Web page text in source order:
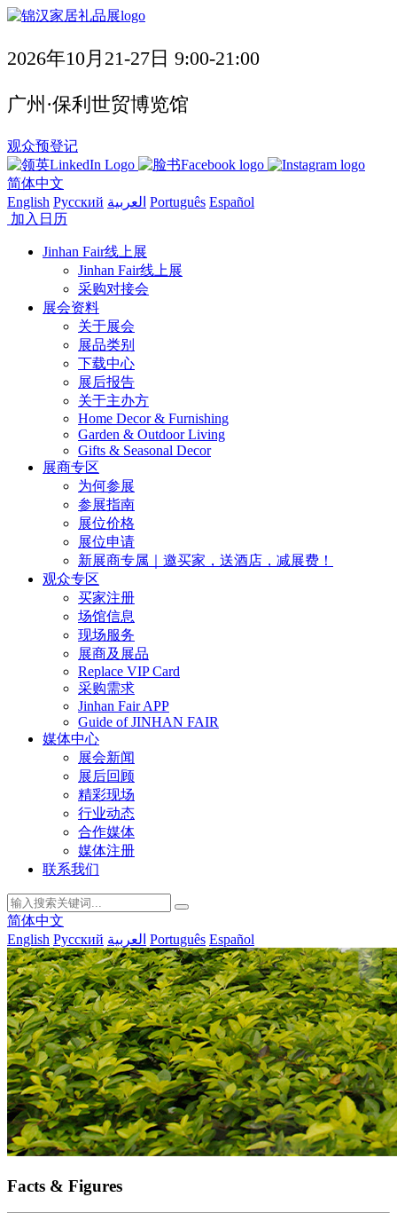
2026年10月21-27日 9:00-21:00
广州·保利世贸博览馆
观众预登记
简体中文
English Русский العربية Português Español
加入日历
Jinhan Fair线上展
Jinhan Fair线上展
采购对接会
展会资料
关于展会
展品类别
下载中心
展后报告
关于主办方
Home Decor & Furnishing
Garden & Outdoor Living
Gifts & Seasonal Decor
展商专区
为何参展
参展指南
展位价格
展位申请
新展商专属｜邀买家，送酒店，减展费！
观众专区
买家注册
场馆信息
现场服务
展商及展品
Replace VIP Card
采购需求
Jinhan Fair APP
Guide of JINHAN FAIR
媒体中心
展会新闻
展后回顾
精彩现场
行业动态
合作媒体
媒体注册
联系我们
简体中文
English Русский العربية Português Español
Facts & Figures